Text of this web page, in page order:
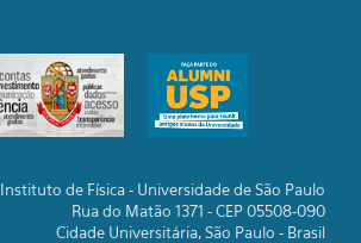
Instituto de Física - Universidade de São Paulo
Rua do Matão 1371 - CEP 05508-090
Cidade Universitária, São Paulo - Brasil